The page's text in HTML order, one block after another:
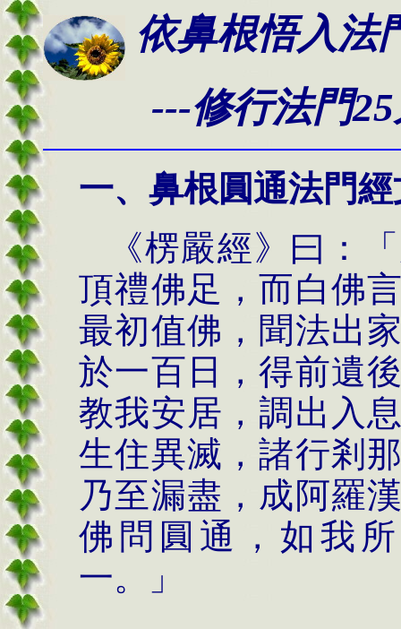
依鼻根悟入法
---修行法門25
一、 鼻根圓通法門經
《楞嚴經》曰：
頂禮佛足，而白佛
最初值佛，聞法出
於一百日，得前遺
教我安居，調出入
生住異滅，諸行剎
乃至漏盡，成阿羅
佛問圓通，如我
一。」